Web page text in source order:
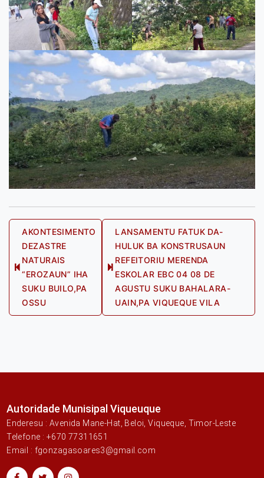
Post
navigation
Previous
post:
AKONTESIMENTO
DEZASTRE
NATURAIS
“EROZAUN” IHA
SUKU BUILO,PA
OSSU
Next
post:
LANSAMENTU FATUK DA-
HULUK BA KONSTRUSAUN
REFEITORIU MERENDA
ESKOLAR EBC 04 08 DE
AGUSTU SUKU BAHALARA-
UAIN,PA VIQUEQUE VILA
Autoridade Munisipal Viqueuque
Enderesu : Avenida Mane-Hat, Beloi, Viqueque, Timor-Leste
Telefone : +670 77311651
Email : fgonzagasoares3@gmail.com